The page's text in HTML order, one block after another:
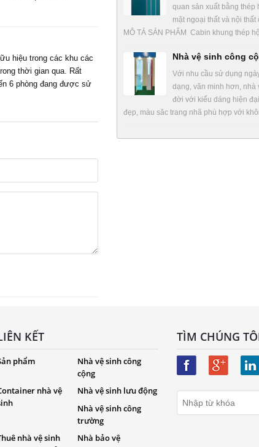
hiệu trong các khu các
thời gian qua. Rất
6 phòng đang được sử
quan sản xuất bằng thép
mặt ngoại thất và nội thất
MÔ TẢ SẢN PHẨM Cabin khung thép
Nhà vệ sinh công
Với nhu cầu sử dụng
dạng, văn minh hơn, nhà
đời với kiểu dáng hiện
đẹp, màu săc trang nhã phù hợp với
KẾT
phẩm Nhà vệ sinh công
cộng
nhà vệ
Nhà vệ sinh lưu động
Nhà vệ sinh công
trường
nhà vệ sinh Nhà bảo vệ
TÌM CHÚNG